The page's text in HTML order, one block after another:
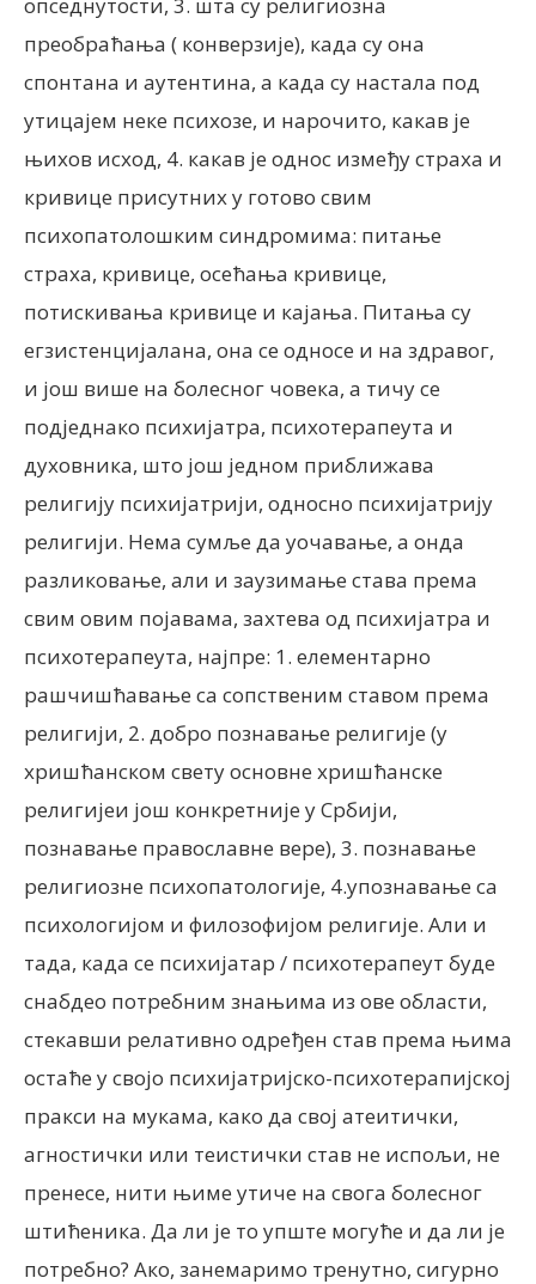
преобраћања ( конверзије), када су она
спонтана и аутентина, а када су настала под
утицајем неке психозе, и нарочито, какав је
њихов исход, 4. какав је однос између страха и
кривице присутних у готово свим
психопатолошким синдромима: питање
страха, кривице, осећања кривице,
потискивања кривице и кајања. Питања су
егзистенцијалана, она се односе и на здравог,
и још више на болесног човека, а тичу се
подједнако психијатра, психотерапеута и
духовника, што још једном приближава
религију психијатрији, односно психијатрију
религији. Нема сумље да уочавање, а онда
разликовање, али и заузимање става према
свим овим појавама, захтева од психијатра и
психотерапеута, најпре: 1. елементарно
рашчишћавање са сопственим ставом према
религији, 2. добро познавање религије (у
хришћанском свету основне хришћанске
религијеи још конкретније у Србији,
познавање православне вере), 3. познавање
религиозне психопатологије, 4.упознавање са
психологијом и филозофијом религије. Али и
тада, када се психијатар / психотерапеут буде
снабдео потребним знањима из ове области,
стекавши релативно одређен став према њима
остаће у својо психијатријско-психотерапијској
пракси на мукама, како да свој атеитички,
агностички или теистички став не испољи, не
пренесе, нити њиме утиче на свога болесног
штићеника. Да ли је то упште могуће и да ли је
потребно? Ако, занемаримо тренутно, сигурно